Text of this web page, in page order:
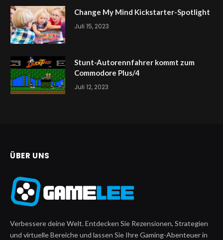
Change My Mind Kickstarter-Spotlight
Juli 15, 2023
Stunt-Autorennfahrer kommt zum
Commodore Plus/4
Juli 12, 2023
ÜBER UNS
Verbessere deine Welt. Entdecken Sie Rezensionen, Strategien
und virtuelle Bereiche und lassen Sie Ihre Gaming-Abenteuer in